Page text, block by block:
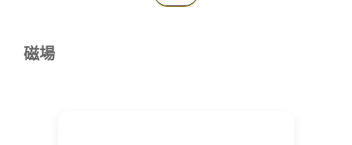
磁場